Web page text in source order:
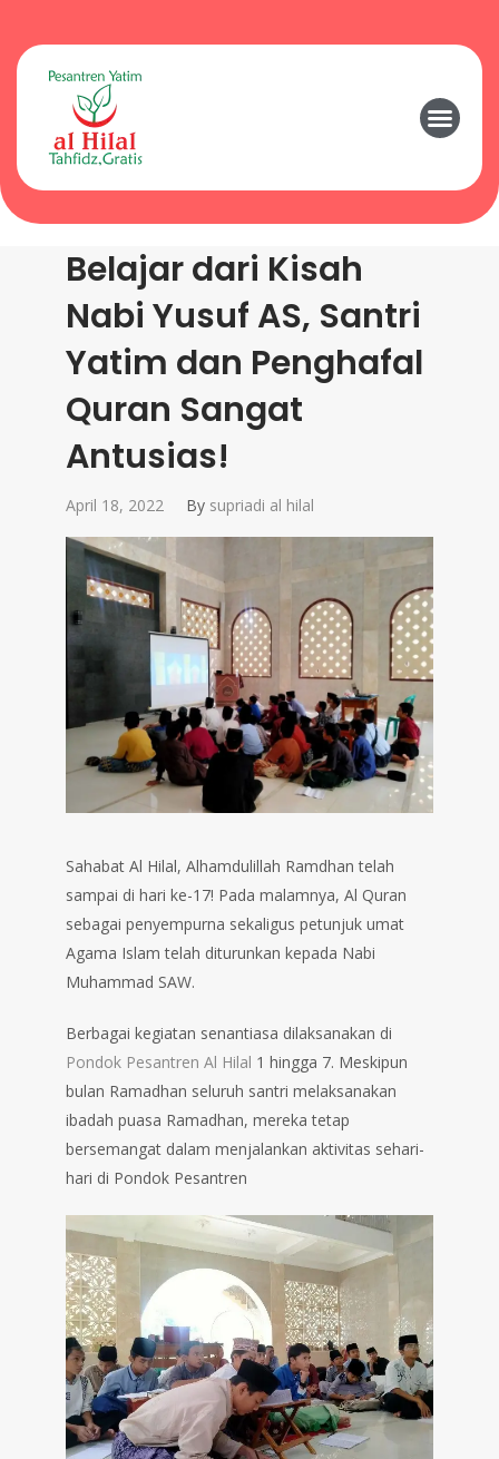
Belajar dari Kisah
Nabi Yusuf AS, Santri
Yatim dan Penghafal
Quran Sangat
Antusias!
April 18, 2022 By supriadi al hilal
Sahabat Al Hilal, Alhamdulillah Ramdhan telah
sampai di hari ke-17! Pada malamnya, Al Quran
sebagai penyempurna sekaligus petunjuk umat
Agama Islam telah diturunkan kepada Nabi
Muhammad SAW.
Berbagai kegiatan senantiasa dilaksanakan di
Pondok Pesantren Al Hilal 1 hingga 7. Meskipun
bulan Ramadhan seluruh santri melaksanakan
ibadah puasa Ramadhan, mereka tetap
bersemangat dalam menjalankan aktivitas sehari-
hari di Pondok Pesantren